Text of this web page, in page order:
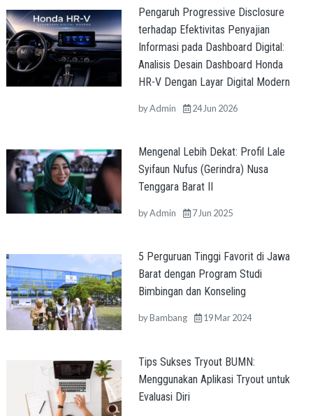
Pengaruh Progressive Disclosure
terhadap Efektivitas Penyajian
Informasi pada Dashboard Digital:
Analisis Desain Dashboard Honda
HR-V Dengan Layar Digital Modern
byAdmin 24 Jun 2026
Mengenal Lebih Dekat: Profil Lale
Syifaun Nufus (Gerindra) Nusa
Tenggara Barat II
byAdmin 7 Jun 2025
5 Perguruan Tinggi Favorit di Jawa
Barat dengan Program Studi
Bimbingan dan Konseling
byBambang 19 Mar 2024
Tips Sukses Tryout BUMN:
Menggunakan Aplikasi Tryout untuk
Evaluasi Diri